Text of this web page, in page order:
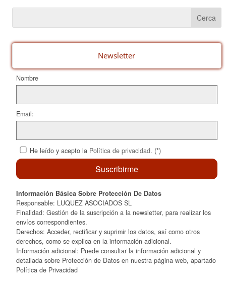
e
b
o
k
e
st
p
ar
te
ix
Newsletter
Nombre
Email:
He leído y acepto la Política de privacidad. (*)
Información Básica Sobre Protección De Datos
Responsable: LUQUEZ ASOCIADOS SL
Finalidad: Gestión de la suscripción a la newsletter, para realizar los
envíos correspondientes.
Derechos: Acceder, rectificar y suprimir los datos, así como otros
derechos, como se explica en la información adicional.
Información adicional: Puede consultar la información adicional y
detallada sobre Protección de Datos en nuestra página web, apartado
Política de Privacidad